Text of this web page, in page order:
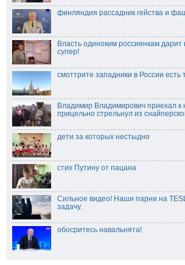
финляндия рассадник гейства и
Власть одиноким россиянкам дарит
супер!
смоттрите западники в России есть
Владимир Владимирович приехал
прицельно стрельнул из
дети за которых нестыдно
стих Путину от пацана
Сильное видео! Наши парни на
задачу.
обосритесь навальнята!